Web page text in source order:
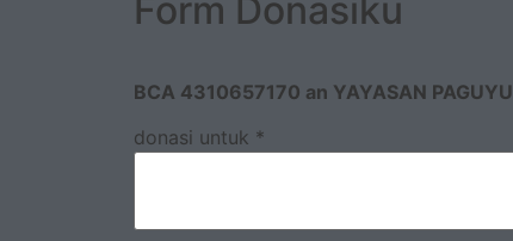
Form Donasiku
BCA 4310657170 an YAYASAN
donasi untuk *